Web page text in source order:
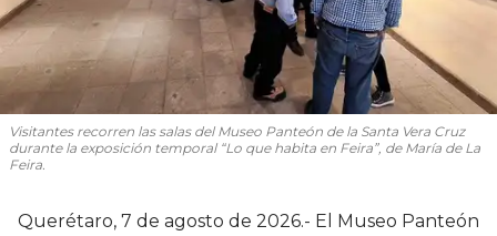
Visitantes recorren las salas del Museo Panteón de la Santa Vera Cruz
durante la exposición temporal “Lo que habita en Feira”, de María de La
Feira.
Querétaro, 7 de agosto de 2026.- El Museo Panteón